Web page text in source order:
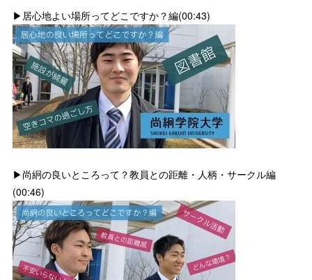
▶居心地よい場所ってどこですか？編(00:43)
▶尚絅の良いところって？教員との距離・人柄・サークル編
(00:46)